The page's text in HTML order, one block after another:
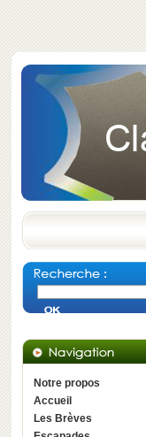
Notre propos
Accueil
Les Brèves